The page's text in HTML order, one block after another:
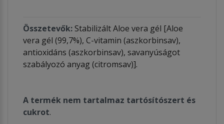
Összetevők: Stabilizált Aloe vera gél [Aloe
vera gél (99,7%), C-vitamin (aszkorbinsav),
antioxidáns (aszkorbinsav), savanyúságot
szabályozó anyag (citromsav)].
A termék nem tartalmaz tartósítószert és
cukrot.